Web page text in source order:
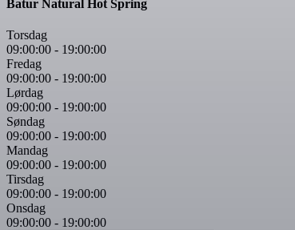
Batur Natural Hot Spring
Torsdag
09:00:00 - 19:00:00
Fredag
09:00:00 - 19:00:00
Lørdag
09:00:00 - 19:00:00
Søndag
09:00:00 - 19:00:00
Mandag
09:00:00 - 19:00:00
Tirsdag
09:00:00 - 19:00:00
Onsdag
09:00:00 - 19:00:00